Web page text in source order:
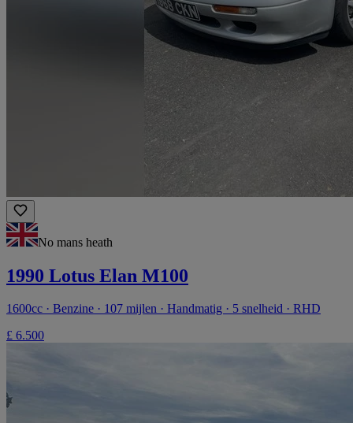
No mans heath
1990 Lotus Elan M100
1600cc · Benzine · 107 mijlen · Handmatig · 5 snelheid · RHD
£ 6.500